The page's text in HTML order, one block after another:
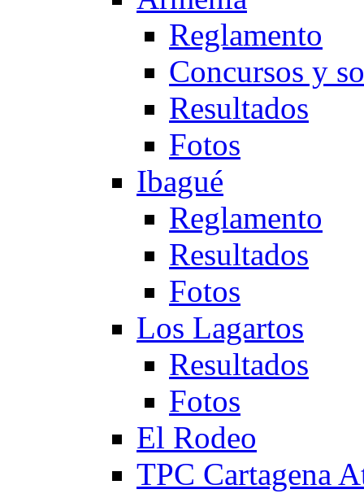
Reglamento
Concursos y
Resultados
Fotos
Ibagué
Reglamento
Resultados
Fotos
Los Lagartos
Resultados
Fotos
El Rodeo
TPC Cartagena